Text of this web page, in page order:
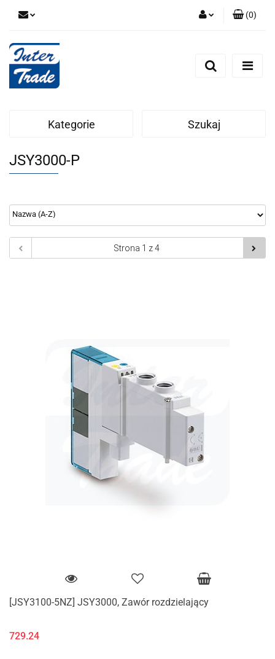
Zarejestruj się
(0)
Kategorie Szukaj
JSY3000-P
[JSY3100-5NZ] JSY3000, Zawór rozdzielający
729.24